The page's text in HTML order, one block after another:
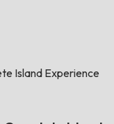
Island Experience